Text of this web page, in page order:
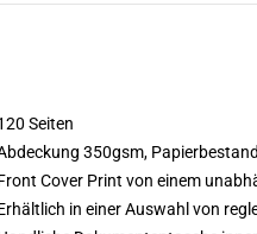
Seiten
350gsm,
Cover Print von einem
in einer Auswahl von